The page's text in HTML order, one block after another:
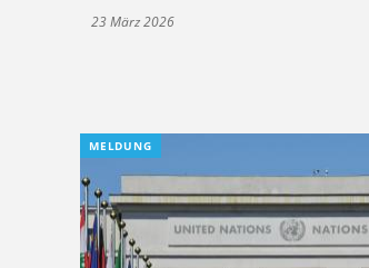
23 März 2026
MELDUNG